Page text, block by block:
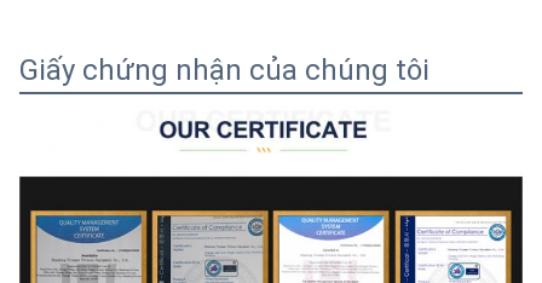
Giấy chứng nhận của chúng tôi